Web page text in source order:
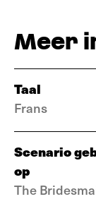
Meer
Taal
Frans
Scenario
op
The